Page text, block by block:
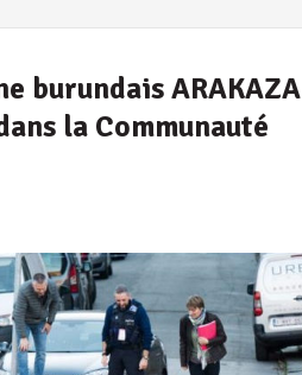
burundais ARAKAZA
la Communauté